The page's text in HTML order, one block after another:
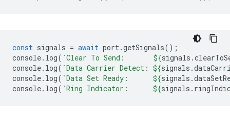
const signals = await port.getSignals();
console. log( `Clear To Send: ${signals .
console. log( `Data Carrier Detect: ${signals .
console. log( `Data Set Ready: ${signals .
console. log( `Ring Indicator: ${signals .